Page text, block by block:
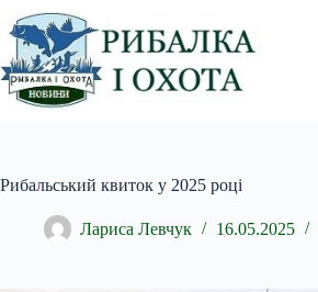
Перейти
до
вмісту
Рибальський квиток у 2025 році
Лариса Левчук 16.05.2025